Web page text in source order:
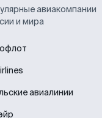
авиакомпании
и мира
авиалинии